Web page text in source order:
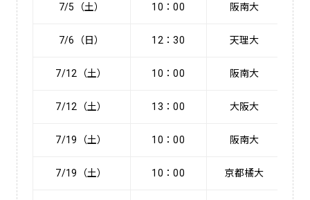
7/5（土） 10：00 阪南大
7/6（日） 12：30 天理大
7/12（土） 10：00 阪南大
7/12（土） 13：00 大阪大
7/19（土） 10：00 阪南大
7/19（土） 10：00 京都橘大